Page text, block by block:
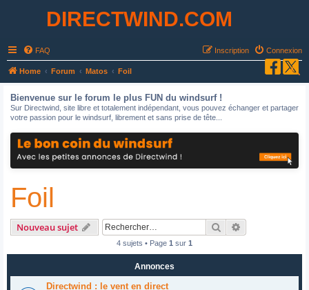
DIRECTWIND.COM
FAQ Connexion
Inscription
Home Forum Matos Foil
Bienvenue sur le forum le plus FUN du windsurf !
Sur Directwind, site libre et totalement indépendant, vous pouvez échanger et partager
votre passion pour le windsurf, librement et sans prise de tête...
Foil
Nouveau sujet Rechercher
4 sujets • Page 1 sur 1
Annonces
Directwind : le vent en direct